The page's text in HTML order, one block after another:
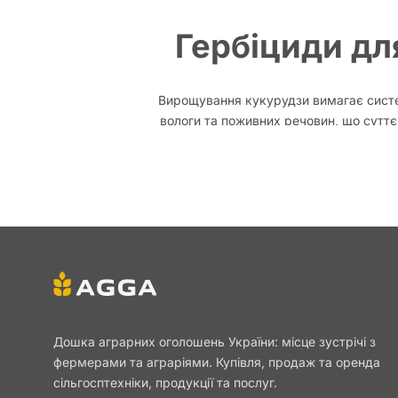
Гербіциди
Вирощування кукурудзи вимагає
вологи та поживних речовин, що
Гербіциди поділяються на ґрунтові та
Ключове правило — вносити препарати
Дошка аграрних оголошень України: місце зустрічі з
фермерами та аграріями. Купівля, продаж та оренда
сільгосптехніки, продукції та послуг.